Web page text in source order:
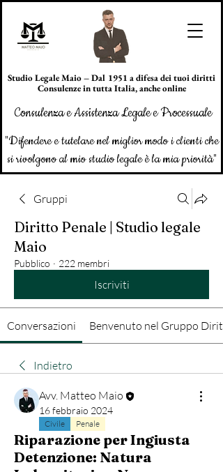
Studio Legale Maio – Dal 1951 a difesa dei tuoi diritti
Consulenze in tutta Italia, anche online
Consulenza e Assistenza Legale e Processuale
"Difendere e tutelare nel miglior modo i clienti che
si rivolgono al mio studio legale è la mia priorità"
Gruppi
Diritto Penale | Studio legale
Maio
Pubblico · 222 membri
Iscriviti
Conversazioni Benvenuto nel Gruppo
Indietro
Avv. Matteo Maio
16 febbraio 2024
Civile Penale
Riparazione per Ingiusta
Detenzione: Natura